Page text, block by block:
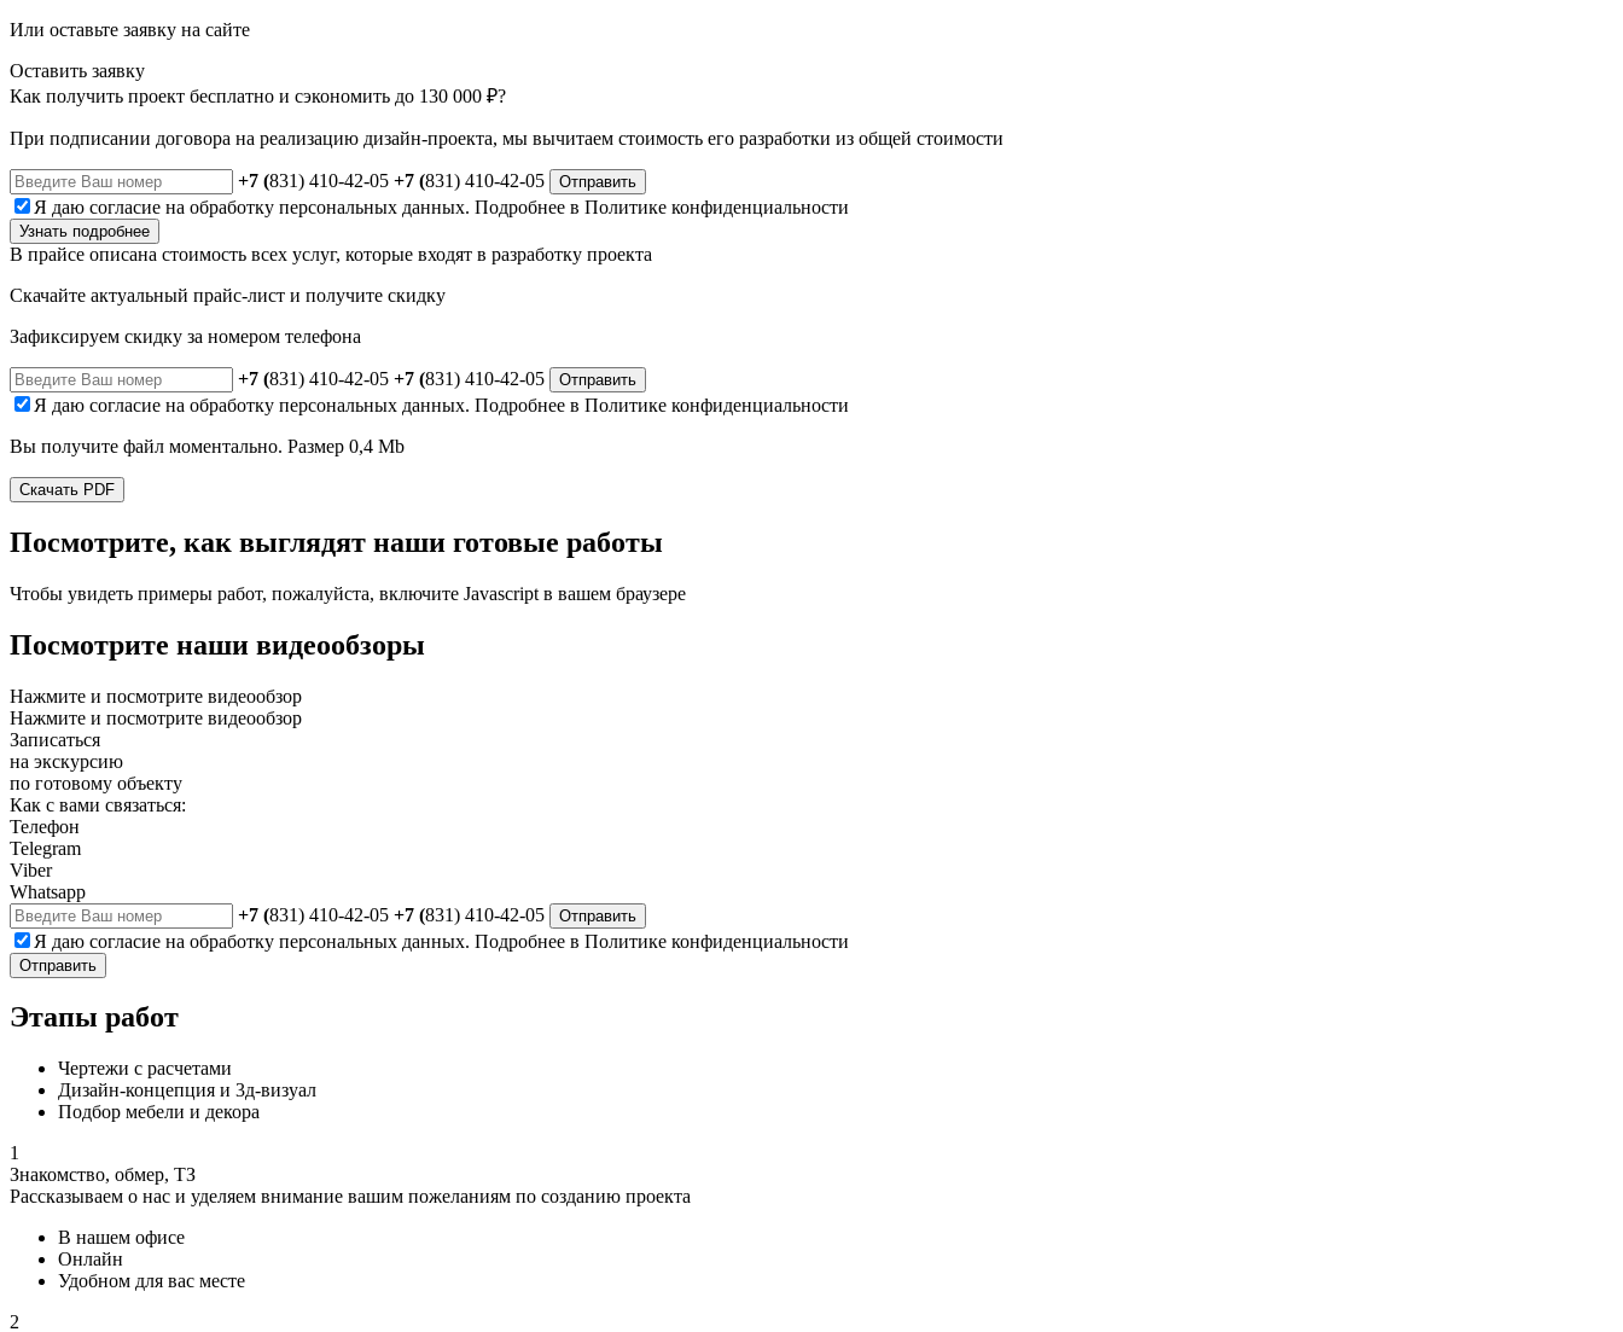
Или оставьте заявку на сайте
Оставить заявку
Как получить проект бесплатно и сэкономить до 130 000 ₽?
При подписании договора на реализацию дизайн-проекта, мы вычитаем стоимость его разработки из общей стоимости
+7 (831) 410-42-05 +7 (831) 410-42-05 Отправить
Я даю согласие на обработку персональных данных. Подробнее в Политике конфиденциальности
Узнать подробнее
В прайсе описана стоимость всех услуг, которые входят в разработку проекта
Скачайте актуальный прайс-лист и получите скидку
Зафиксируем скидку за номером телефона
+7 (831) 410-42-05 +7 (831) 410-42-05 Отправить
Я даю согласие на обработку персональных данных. Подробнее в Политике конфиденциальности
Вы получите файл моментально. Размер 0,4 Mb
Скачать PDF
Посмотрите, как выглядят наши готовые работы
Чтобы увидеть примеры работ, пожалуйста, включите Javascript в вашем браузере
Посмотрите наши видеообзоры
Нажмите и посмотрите видеообзор
Нажмите и посмотрите видеообзор
Записаться
на экскурсию
по готовому объекту
Как с вами связаться:
Телефон
Telegram
Viber
Whatsapp
+7 (831) 410-42-05 +7 (831) 410-42-05 Отправить
Я даю согласие на обработку персональных данных. Подробнее в Политике конфиденциальности
Отправить
Этапы работ
Чертежи с расчетами
Дизайн-концепция и 3д-визуал
Подбор мебели и декора
1
Знакомство, обмер, ТЗ
Рассказываем о нас и уделяем внимание вашим пожеланиям по созданию проекта
В нашем офисе
Онлайн
Удобном для вас месте
2